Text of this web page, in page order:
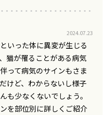
2024.07.23
いった体に異変が生じる
猫が罹ることがある病気
って病気のサインもさま
けど、わからないし様子
も少なくないでしょう。
を部位別に詳しくご紹介